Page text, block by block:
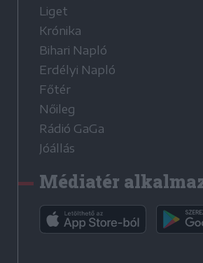
Liget
Krónika
Bihari Napló
Erdélyi Napló
Főtér
Nőileg
Rádió GaGa
Jóállás
Médiatér